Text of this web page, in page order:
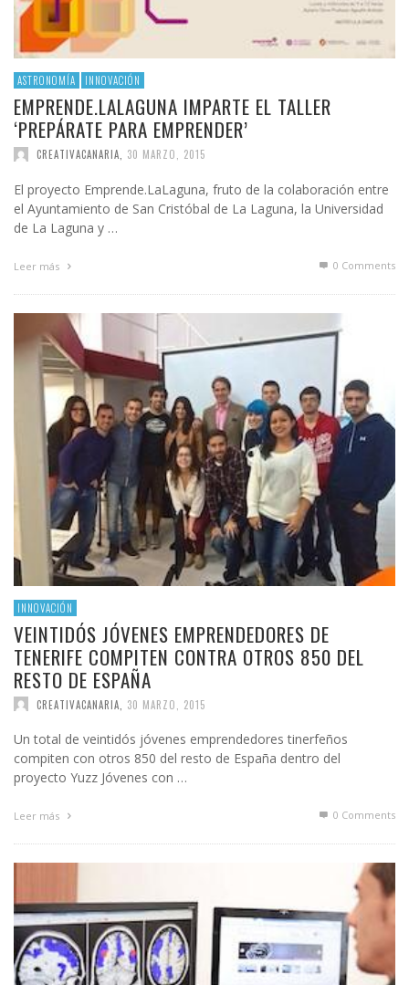
ASTRONOMÍA INNOVACIÓN
EMPRENDE.LALAGUNA IMPARTE EL TALLER
‘PREPÁRATE PARA EMPRENDER’
CREATIVACANARIA 30 MARZO, 2015
El proyecto Emprende.LaLaguna, fruto de la colaboración entre
el Ayuntamiento de San Cristóbal de La Laguna, la Universidad
de La Laguna y …
Leer más 0 Comments
INNOVACIÓN
VEINTIDÓS JÓVENES EMPRENDEDORES DE
TENERIFE COMPITEN CONTRA OTROS 850 DEL
RESTO DE ESPAÑA
CREATIVACANARIA 30 MARZO, 2015
Un total de veintidós jóvenes emprendedores tinerfeños
compiten con otros 850 del resto de España dentro del
proyecto Yuzz Jóvenes con …
Leer más 0 Comments